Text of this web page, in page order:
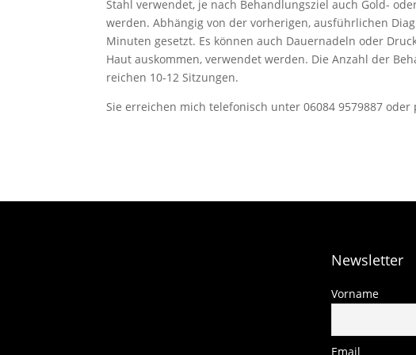
Stahl verwendet, je nach Behandlungsziel auch Gold-
werden. Abhängig von der vorherigen, ausführlichen
Minuten gesetzt. Es können auch Dauernadeln oder
Haut auskommen, verwendet werden. Die Anzahl der
reichen 10-12 Sitzungen.
Sie erreichen mich telefonisch unter 06084 9579887 oder
Newsletter
Vorname
Email